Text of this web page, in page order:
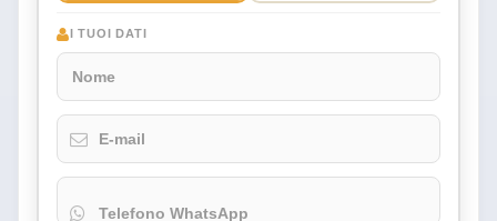
I TUOI DATI
Nome
E-mail
Telefono WhatsApp